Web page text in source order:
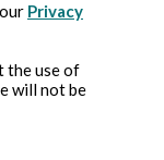
Privacy
the use of
will not be